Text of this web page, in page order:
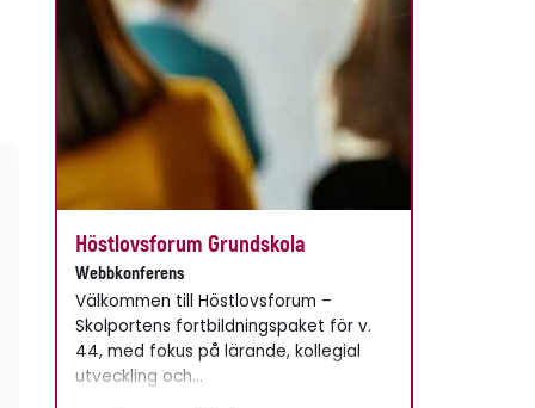
Höstlovsforum Grundskola
Webbkonferens
Välkommen till Höstlovsforum –
Skolportens fortbildningspaket för v.
44, med fokus på lärande, kollegial
utveckling och…